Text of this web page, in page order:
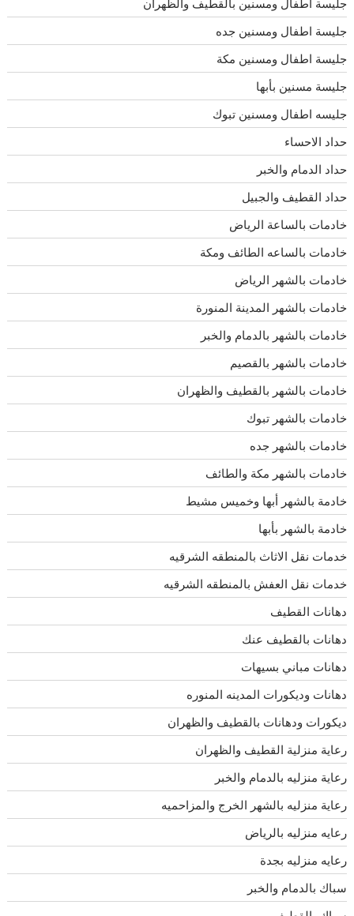
جليسة اطفال ومسنين جده
جليسة اطفال ومسنين مكة
جليسة مسنين بأبها
جليسه اطفال ومسنين تبوك
حداد الاحساء
حداد الدمام والخبر
حداد القطيف والجبيل
خادمات بالساعة الرياض
خادمات بالساعه الطائف ومكة
خادمات بالشهر الرياض
خادمات بالشهر المدينة المنورة
خادمات بالشهر بالدمام والخبر
خادمات بالشهر بالقصيم
خادمات بالشهر بالقطيف والظهران
خادمات بالشهر تبوك
خادمات بالشهر جده
خادمات بالشهر مكة والطائف
خادمة بالشهر أبها وخميس مشيط
خادمة بالشهر بأبها
خدمات نقل الاثاث بالمنطقه الشرقيه
خدمات نقل العفش بالمنطقه الشرقيه
دهانات القطيف
دهانات بالقطيف عنك
دهانات مباني بسيهات
دهانات وديكورات المدينه المنوره
ديكورات ودهانات بالقطيف والظهران
رعاية منزلية القطيف والظهران
رعاية منزليه بالدمام والخبر
رعاية منزليه بالشهر الخرج والمزاحميه
رعايه منزليه بالرياض
رعايه منزليه بجدة
سباك بالدمام والخبر